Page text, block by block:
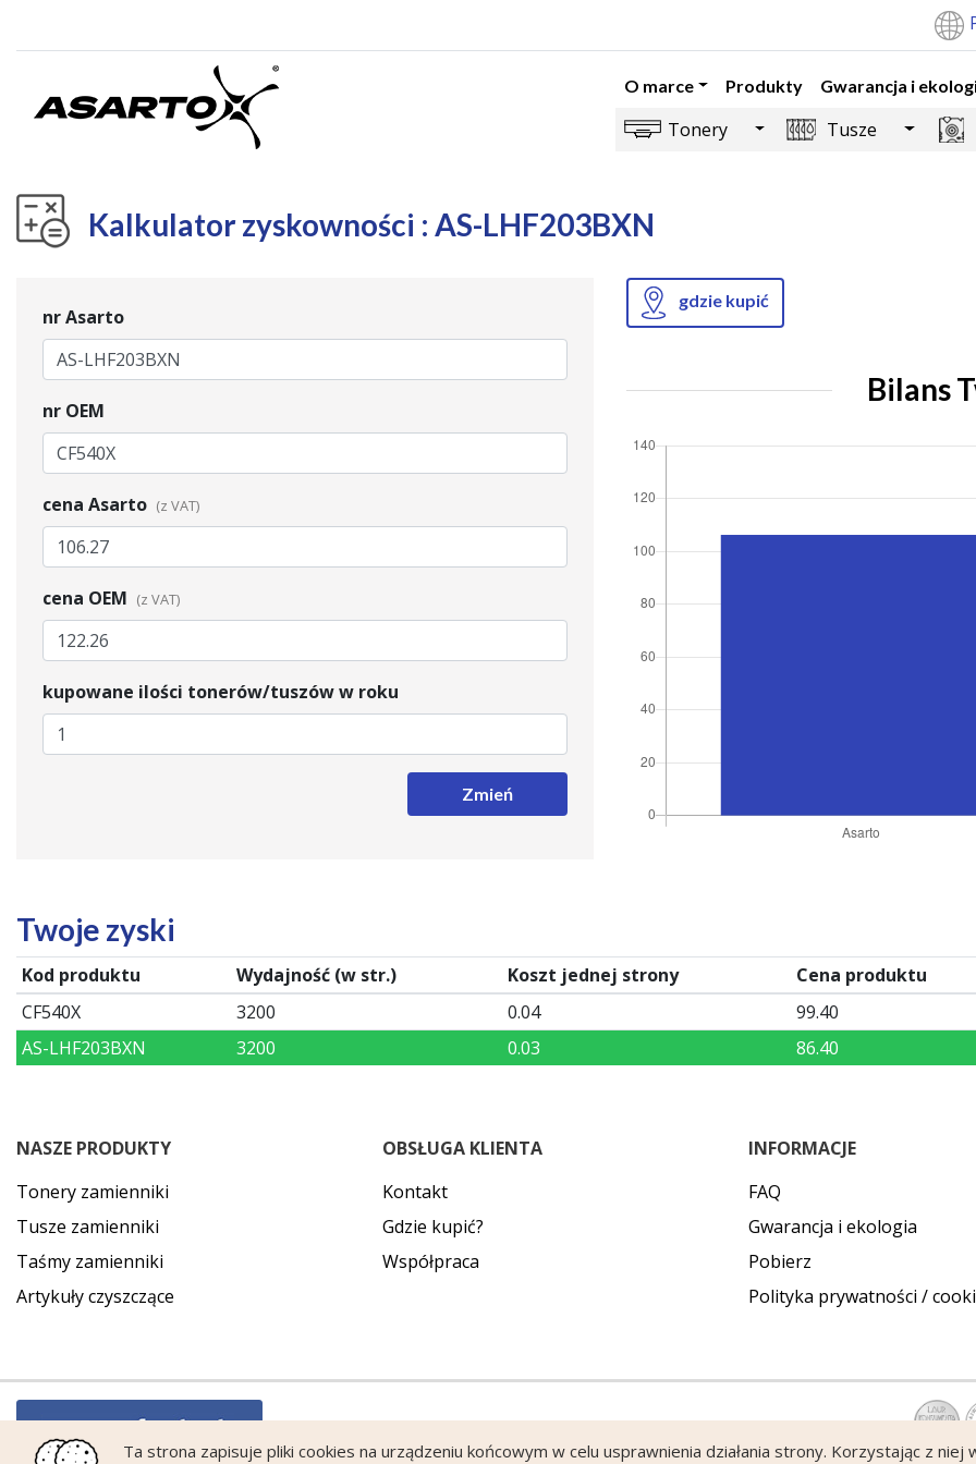
O marce Produkty Gwarancja i
Tonery Toggle Dropdown
Tusze Toggle
Kalkulator zyskowności : AS-LHF203BXN
nr Asarto
nr OEM
cena Asarto
cena OEM
kupowane ilości tonerów/tuszów w roku
Zmień
gdzie kupić
Bilans
Twoje zyski
Kod produktu Wydajność (w str.) Koszt jednej strony Cena produktu
CF540X
3200 0.04 99.40
AS-LHF203BXN
3200 0.03 86.40
NASZE PRODUKTY
Tonery zamienniki
Tusze zamienniki
Taśmy zamienniki
Artykuły czyszczące
OBSŁUGA KLIENTA
Kontakt
Gdzie kupić?
Współpraca
INFORMACJE
FAQ
Gwarancja i ekologia
Pobierz
Polityka prywatności /
Ta strona zapisuje pliki cookies na urządzeniu końcowym w celu usprawnienia działania strony. Korzystając z niej